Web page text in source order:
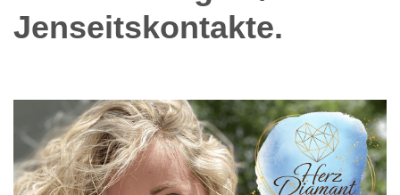
Jenseitskontakte.